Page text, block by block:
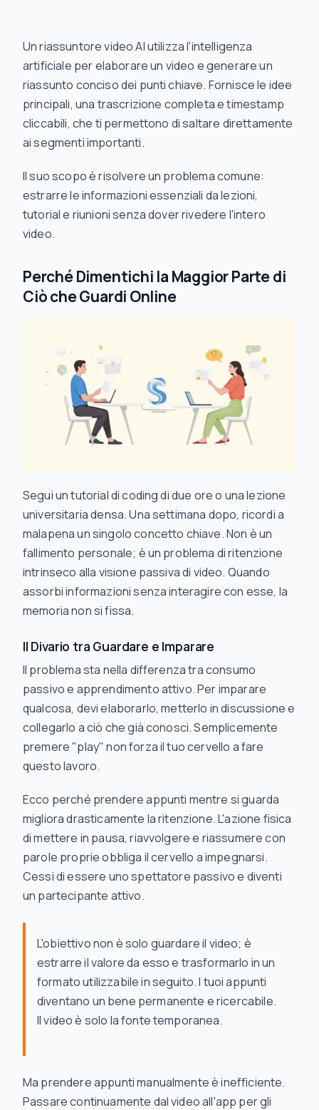
Un riassuntore video AI utilizza l'intelligenza
artificiale per elaborare un video e generare un
riassunto conciso dei punti chiave. Fornisce le idee
principali, una trascrizione completa e timestamp
cliccabili, che ti permettono di saltare direttamente
ai segmenti importanti.
Il suo scopo è risolvere un problema comune:
estrarre le informazioni essenziali da lezioni,
tutorial e riunioni senza dover rivedere l'intero
video.
Perché Dimentichi la Maggior Parte di
Ciò che Guardi Online
Segui un tutorial di coding di due ore o una lezione
universitaria densa. Una settimana dopo, ricordi a
malapena un singolo concetto chiave. Non è un
fallimento personale; è un problema di ritenzione
intrinseco alla visione passiva di video. Quando
assorbi informazioni senza interagire con esse, la
memoria non si fissa.
Il Divario tra Guardare e Imparare
Il problema sta nella differenza tra consumo
passivo e apprendimento attivo. Per imparare
qualcosa, devi elaborarlo, metterlo in discussione e
collegarlo a ciò che già conosci. Semplicemente
premere "play" non forza il tuo cervello a fare
questo lavoro.
Ecco perché prendere appunti mentre si guarda
migliora drasticamente la ritenzione. L'azione fisica
di mettere in pausa, riavvolgere e riassumere con
parole proprie obbliga il cervello a impegnarsi.
Cessi di essere uno spettatore passivo e diventi
un partecipante attivo.
L'obiettivo non è solo guardare il video; è
estrarre il valore da esso e trasformarlo in un
formato utilizzabile in seguito. I tuoi appunti
diventano un bene permanente e ricercabile.
Il video è solo la fonte temporanea.
Ma prendere appunti manualmente è inefficiente.
Passare continuamente dal video all'app per gli